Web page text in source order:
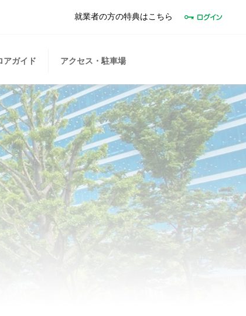
就業者の方の特典はこちら
アガイド アクセス・駐車場